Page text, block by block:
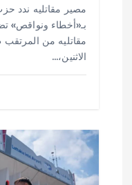
مصير مقاتليه ندد
بـ«أخطاء ونواقص»
مقاتليه من
الاثنين،…